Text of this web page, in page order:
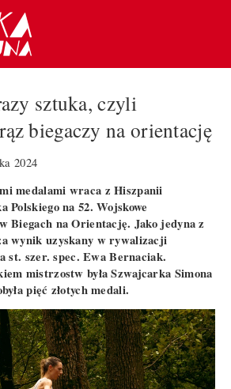
sztuka, czyli
biegaczy na orientację
2024
medalami wraca z Hiszpanii
Polskiego na 52. Wojskowe
Biegach na Orientację. Jako jedyna z
wynik uzyskany w rywalizacji
st. szer. spec. Ewa Bernaciak.
mistrzostw była Szwajcarka Simona
pięć złotych medali.